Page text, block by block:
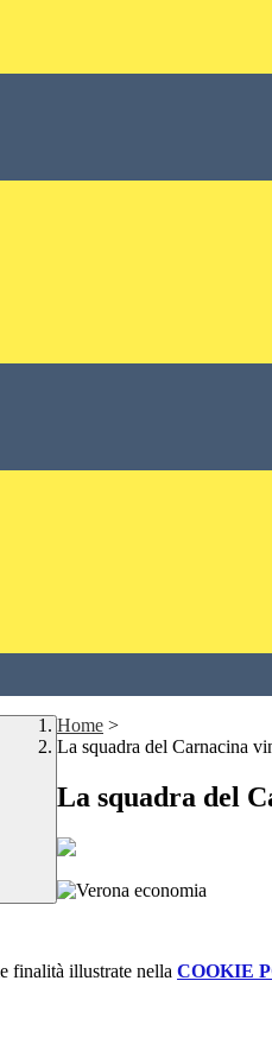
Home >
La squadra del Carnacina
La squadra del
finalità illustrate nella COOKIE